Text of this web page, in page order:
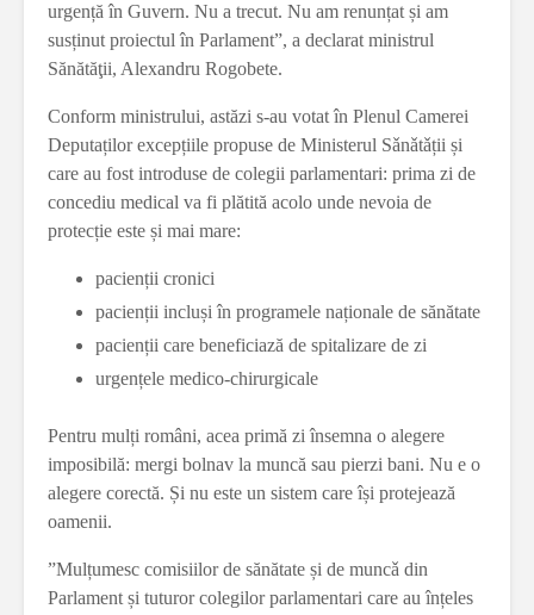
urgență în Guvern. Nu a trecut. Nu am renunțat și am
susținut proiectul în Parlament”, a declarat ministrul
Sănătăţii, Alexandru Rogobete.
Conform ministrului, astăzi s-au votat în Plenul Camerei
Deputaților excepțiile propuse de Ministerul Sǎnǎtǎții și
care au fost introduse de colegii parlamentari: prima zi de
concediu medical va fi plătită acolo unde nevoia de
protecție este și mai mare:
pacienții cronici
pacienții incluși în programele naționale de sănătate
pacienții care beneficiază de spitalizare de zi
urgențele medico-chirurgicale
Pentru mulți români, acea primă zi însemna o alegere
imposibilă: mergi bolnav la muncă sau pierzi bani. Nu e o
alegere corectă. Și nu este un sistem care își protejează
oamenii.
”Mulțumesc comisiilor de sănătate și de muncǎ din
Parlament și tuturor colegilor parlamentari care au înțeles